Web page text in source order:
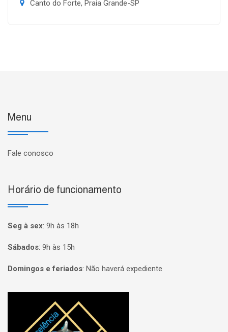
Canto do Forte, Praia Grande-SP
Menu
Fale conosco
Horário de funcionamento
Seg à sex: 9h às 18h
Sábados: 9h às 15h
Domingos e feriados: Não haverá expediente
Página inicial